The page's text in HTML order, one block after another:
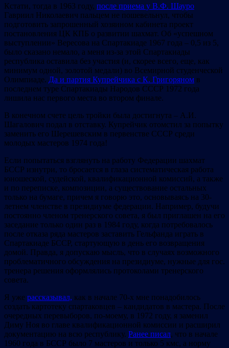
Кстати, тогда в 1963 году, после приема у В.Ф. Шауро
Гавриил Николаевич пальцем не пошевельнул, чтобы
подготовить запрошенный хозяином кабинета проект
постановления ЦК КПБ о развитии шахмат. Об «успешном
выступлении» Вересова на Спартакиаде 1967 года – 0,5 из 5,
было сказано немало, а меня из-за этой Спартакиады
республика оставила без участия (и, скорее всего, еще, как
минимум одной, золотой медали) во Всемирной студенческой
Олимпиаде. Да и партия Купрейчика с К. Григоряном в
последнем туре Спартакиады Народов СССР 1972 года
лишила нас первого места во втором финале.
В конечном счете цель тройки была достигнута – А.И.
Шагалович подал в отставку. Купрейчик отомстил за попытку
заменить его Шерешевским в первенстве СССР среди
молодых мастеров 1974 года!
Если попытаться взглянуть на работу Федерации шахмат
БССР изнутри, то бросается в глаза систематическая работа
юношеской, судейской, квалификационной комиссий, а также
и по переписке, композиции, а существование остальных
только на бумаге, причем я говорю это, основываясь на 30-
летнем членстве в президиуме федерации. Например, будучи
постоянно членом тренерского совета, я был приглашен на его
заседание только один раз в 1984 году, когда потребовалось
после отказа ряда мастеров заставить Гельфанда играть в
Спартакиаде БССР, стартующую в день его возвращения
домой. Правда, я допускаю мысль, что в случаях возможного
проблематичного обсуждения на президиуме, нужные для гос.
тренера решения оформлялись протоколами тренерского
совета.
Я уже рассказывал, как в начале 70-х мне понадобилось
создать картотеку спартаковцев – кандидатов в мастера. После
очередных перевыборов, по-моему, в 1972 году, я заменил
Диму Ноя во главе квалификационной комиссии и расширил
документацию на всю республику. Ранее писал, что в начале
1960 года в БССР было 7 мастеров и только 5 кмс, а норму